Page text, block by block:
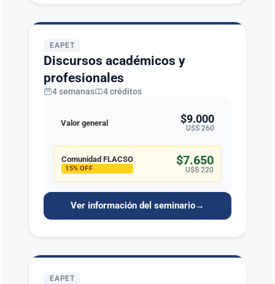
EAPET
Discursos académicos y
profesionales
4 semanas 4 créditos
Valor general $9.000
U$S 260
Comunidad FLACSO
15% OFF
$7.650
U$S 220
Ver información del seminario→
EAPET